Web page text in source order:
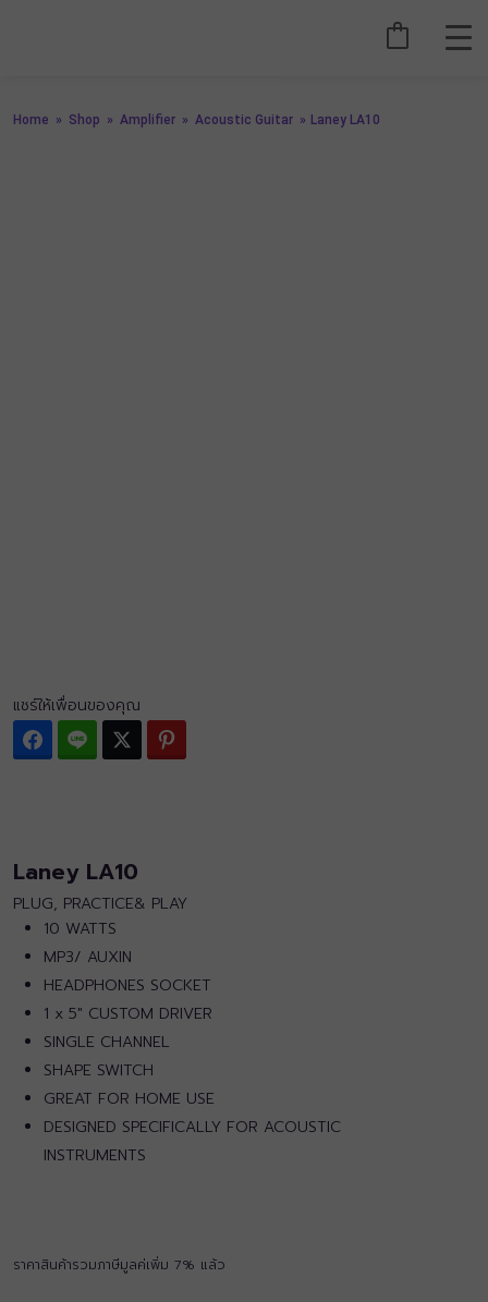
Home » Shop » Amplifier » Acoustic Guitar » Laney LA10
แชร์ให้เพื่อนของคุณ
Facebook
Line Twitter
Laney LA10
PLUG, PRACTICE& PLAY
10 WATTS
MP3/ AUXIN
HEADPHONES SOCKET
1 x 5″ CUSTOM DRIVER
SINGLE CHANNEL
SHAPE SWITCH
GREAT FOR HOME USE
DESIGNED SPECIFICALLY FOR ACOUSTIC
INSTRUMENTS
ราคาสินค้ารวมภาษีมูลค่เพิ่ม 7% แล้ว